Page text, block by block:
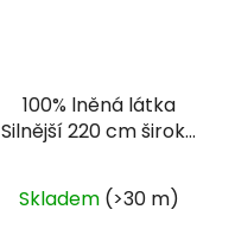
100% lněná látka
Silnější 220 cm široké
Skladem (>30 m)